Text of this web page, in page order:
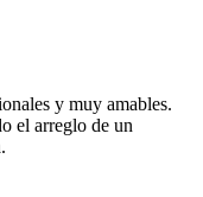
y muy amables.
el arreglo de un